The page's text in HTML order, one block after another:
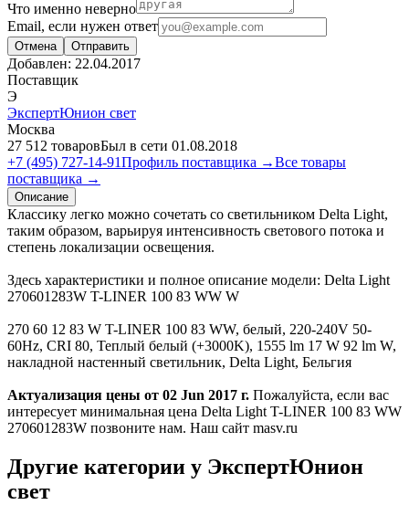
Что именно неверно
Email, если нужен ответ
Отмена Отправить
Добавлен: 22.04.2017
Поставщик
Э
ЭкспертЮнион свет
Москва
27 512 товаровБыл в сети 01.08.2018
+7 (495) 727-14-91Профиль поставщика →Все товары
поставщика →
Описание
Классику легко можно сочетать со светильником Delta Light,
таким образом, варьируя интенсивность светового потока и
степень локализации освещения.
Здесь характеристики и полное описание модели: Delta Light
270601283W T-LINER 100 83 WW W
270 60 12 83 W T-LINER 100 83 WW, белый, 220-240V 50-
60Hz, CRI 80, Теплый белый (+3000K), 1555 lm 17 W 92 lm W,
накладной настенный светильник, Delta Light, Бельгия
Актуализация цены от 02 Jun 2017 г. Пожалуйста, если вас
интересует минимальная цена Delta Light T-LINER 100 83 WW
270601283W позвоните нам. Наш сайт masv.ru
Другие категории у ЭкспертЮнион
свет